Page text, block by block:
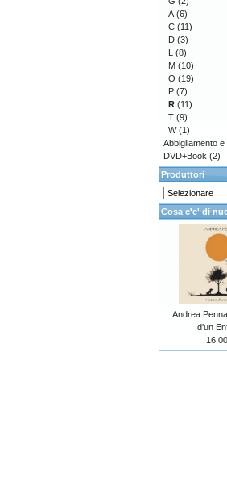
A (6)
C (11)
D (3)
L (8)
M (10)
O (19)
P (7)
R (11)
T (9)
W(1)
Abbigliamento e
DVD+Book (2)
Produttori
Cosa c'e' di
Andrea
d'un